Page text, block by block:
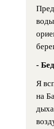
-
Я
на